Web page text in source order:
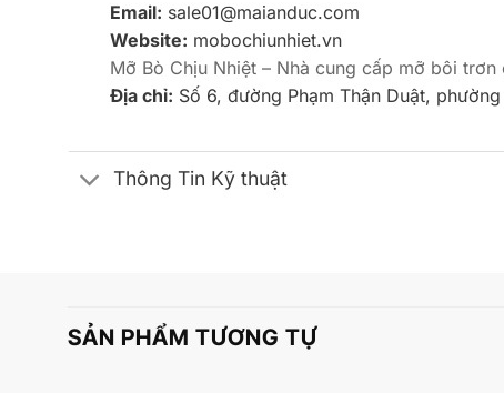
Email: sale01@maianduc.com
Website: mobochiunhiet.vn
Mỡ Bò Chịu Nhiệt – Nhà cung cấp mỡ bôi
Địa chỉ: Số 6, đường Phạm Thận Duật,
Thông Tin Kỹ thuật
SẢN PHẨM TƯƠNG TỰ